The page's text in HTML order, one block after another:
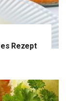
Rezept